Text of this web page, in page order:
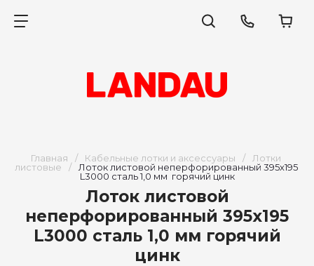
Главная / Кабельные лотки и аксессуары /
Лотки
листовые
/
Лоток листовой неперфорированный 395х195
L3000 сталь 1,0 мм  горячий цинк
Лоток листовой
неперфорированный 395х195
L3000 сталь 1,0 мм горячий
цинк